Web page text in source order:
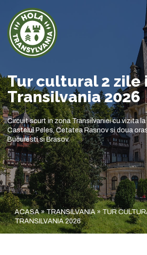
Tur cultural 2 zile
Transilvania 2026
Circuit scurt in zona Transilvaniei cu vizita
Castelul Peles, Cetatea Rasnov si doua
Bucuresti si Brasov.
ACASA » TRANSILVANIA » TUR
TRANSILVANIA 2026